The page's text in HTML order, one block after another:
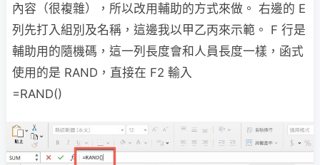
內容（很複雜），所以改用輔助的方式來做。 右邊的 E
列先打入組別及名稱，這邊我以甲乙丙來示範。 F 行是
輔助用的隨機碼，這一列長度會和人員長度一樣，函式
使用的是 RAND，直接在 F2 輸入
=RAND()